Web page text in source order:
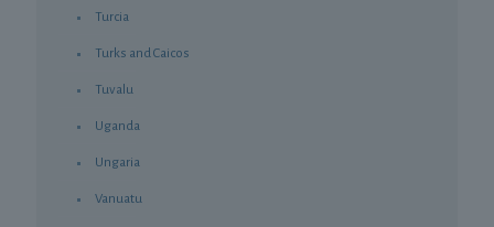
Turcia
Turks and Caicos
Tuvalu
Uganda
Ungaria
Vanuatu